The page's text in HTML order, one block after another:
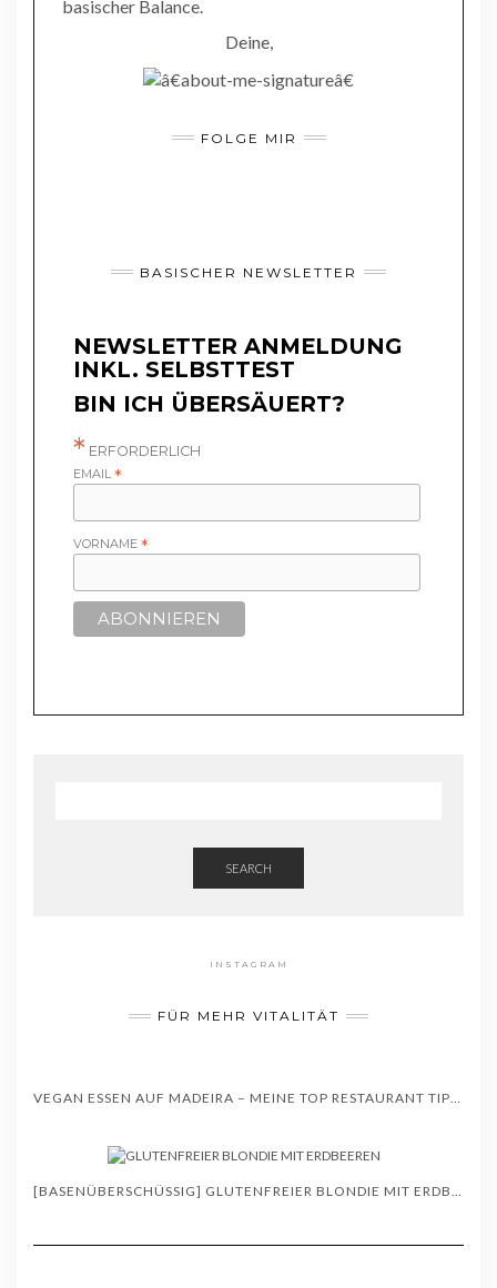
basischer Balance.
Deine,
FOLGE MIR
BASISCHER NEWSLETTER
NEWSLETTER ANMELDUNG
INKL. SELBSTTEST
BIN ICH ÜBERSÄUERT?
* ERFORDERLICH
EMAIL*
VORNAME*
SEARCH
INSTAGRAM
FÜR MEHR VITALITÄT
VEGAN ESSEN AUF MADEIRA – MEINE TOP RESTAURANT TIPPS – WISSENSWERTES
[BASENÜBERSCHÜSSIG] GLUTENFREIER BLONDIE MIT ERDBEEREN – REZEPT